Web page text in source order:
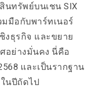
นทรัพย์บนเชน SIX
มือกับพาร์ทเนอร์
งธุรกิจ และขยาย
อย่างมั่นคง นี่คือ
และเป็นรากฐาน
นปีถัดไป